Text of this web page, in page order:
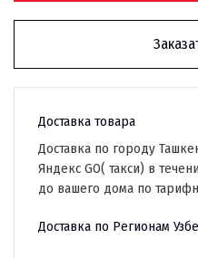
Доставка товара
Доставка по городу
Яндекс GO( такси) в
до вашего дома по
Доставка по Регионам